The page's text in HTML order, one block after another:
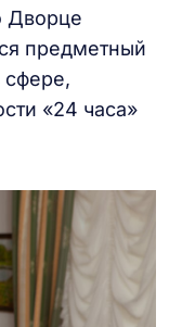
Дворце
предметный
сфере,
«24 часа»